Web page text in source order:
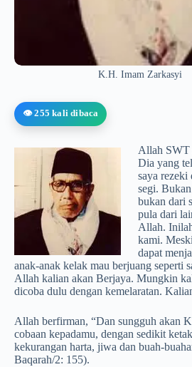
K.H. Imam Zarkasyi
👁️ 255 kali dibaca
Allah SWT
Dia yang
saya rezeki
segi.
bukan dari
pula dari
Allah.
kami.
dapat
anak-anak kelak mau berjuang seperti
Allah kalian akan Berjaya. Mungkin
dicoba dulu dengan kemelaratan.
Allah berfirman, “Dan sungguh akan
cobaan kepadamu, dengan sedikit
kekurangan harta, jiwa dan buah-
Baqarah/2: 155).